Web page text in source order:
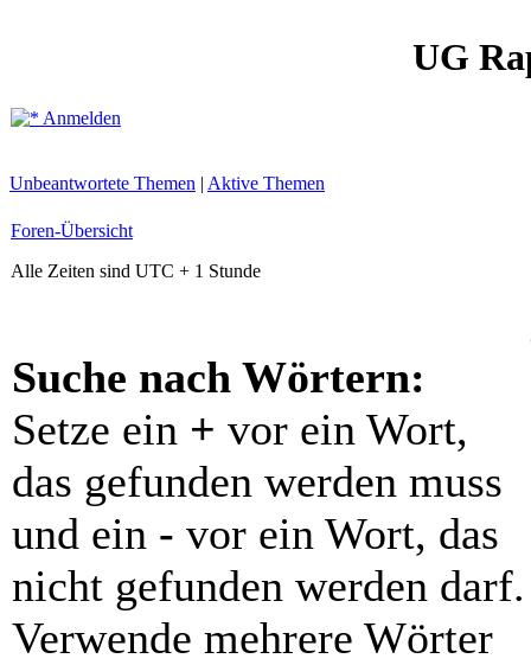
UG
Anmelden
Unbeantwortete Themen | Aktive Themen
Foren-Übersicht
Alle Zeiten sind UTC + 1 Stunde
Suche nach Wörtern:
Setze ein + vor ein Wort,
das gefunden werden muss
und ein - vor ein Wort, das
nicht gefunden werden darf.
Verwende mehrere Wörter